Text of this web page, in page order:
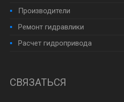
Производители
Ремонт гидравлики
Расчет гидропривода
СВЯЗАТЬСЯ